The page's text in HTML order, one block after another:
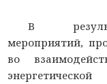
В
мероприятий,
во